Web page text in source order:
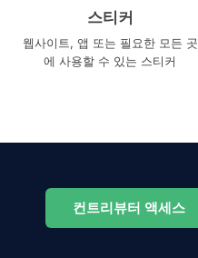
스티커
웹사이트, 앱 또는 필요한 모든 곳
에 사용할 수 있는 스티커
컨트리뷰터 액세스